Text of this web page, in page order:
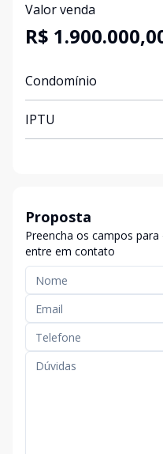
Valor venda
R$
Condomínio
IPTU
Proposta
Preencha os campos
entre em contato